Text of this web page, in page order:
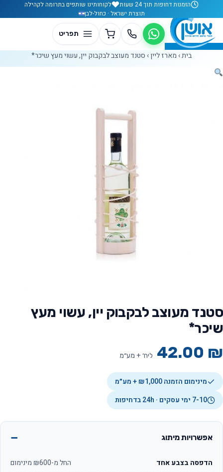
דלג לתוכןהזמנות דחופות תוך 24 שעות
לקוחותינו שותפים בתרומה לקהילה
תוצרת ישראל · כחול-לבן
בית› מארז ליין› סטנד מעוצב לבקבוק יין, עשוי מעץ שיכר*
סטנד מעוצב לבקבוק יין, עשוי מעץ
שיכר*
42.00 ₪ ליח׳ + מע״מ
מינימום הזמנה ₪1,000 + מע״מ
7-10 ימי עסקים · 24h בדחיפות
אפשרויות מיתוג
הדפסה בצבע אחד החל מ-₪600 מינימום